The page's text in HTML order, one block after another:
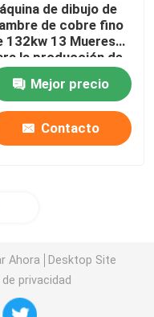
de dibujo de
de cobre fino
132kw 13 Mueres
la producción de
de cable
cobreMejor precio
Contacto
Ahora
Desktop Site
privacidad